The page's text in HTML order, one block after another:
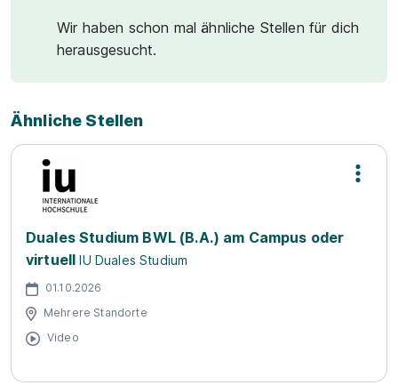
Wir haben schon mal ähnliche Stellen für dich
herausgesucht.
Ähnliche Stellen
Duales Studium BWL (B.A.) am Campus oder
virtuell IU Duales Studium
01.10.2026
Mehrere Standorte
Video